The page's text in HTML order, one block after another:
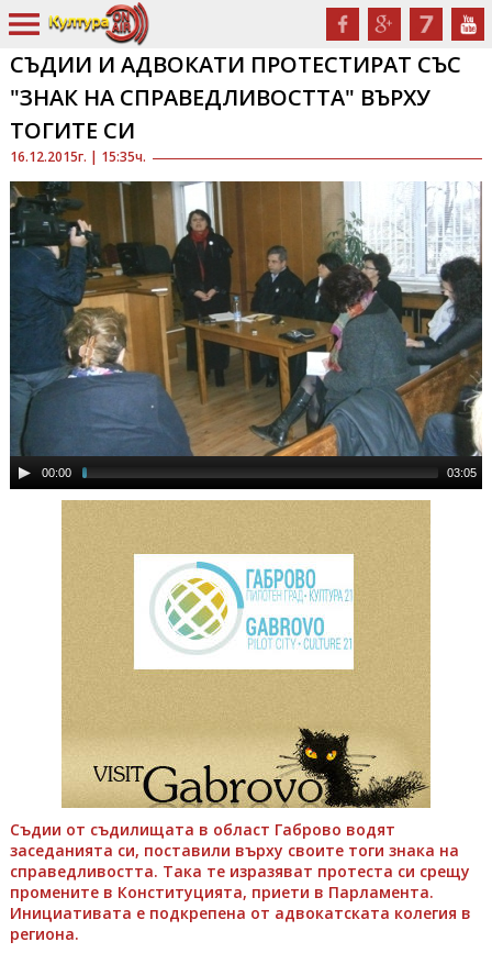
16.12.2015г. | 15:35ч.
СЪДИИ И АДВОКАТИ ПРОТЕСТИРАТ СЪС
"ЗНАК НА СПРАВЕДЛИВОСТТА" ВЪРХУ
ТОГИТЕ СИ
00:00 03:05
Съдии от съдилищата в област Габрово водят
заседанията си, поставили върху своите тоги знака на
справедливостта. Така те изразяват протеста си срещу
промените в Конституцията, приети в Парламента.
Инициативата е подкрепена от адвокатската колегия в
региона.